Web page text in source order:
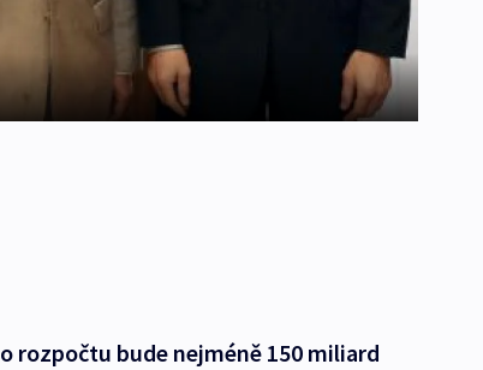
rozpočtu bude nejméně 150 miliard